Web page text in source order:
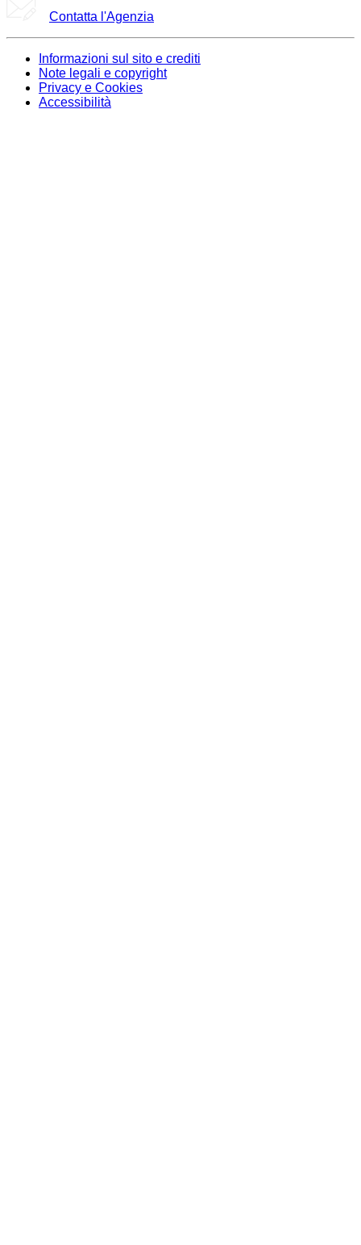
Contatta l'Agenzia
Informazioni sul sito e crediti
Note legali e copyright
Privacy e Cookies
Accessibilità